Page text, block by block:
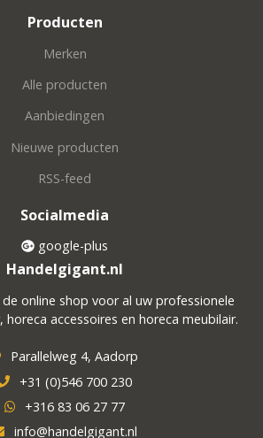
Producten
Merken
Alle producten
Aanbiedingen
Nieuwe producten
RSS-feed
Socialmedia
google-plus
Handelgigant.nl
online shop voor al uw professionele
accessoires en horeca meubilair.
Parallelweg 4, Aadorp
+31 (0)546 700 230
+316 83 06 27 77
info@handelgigant.nl